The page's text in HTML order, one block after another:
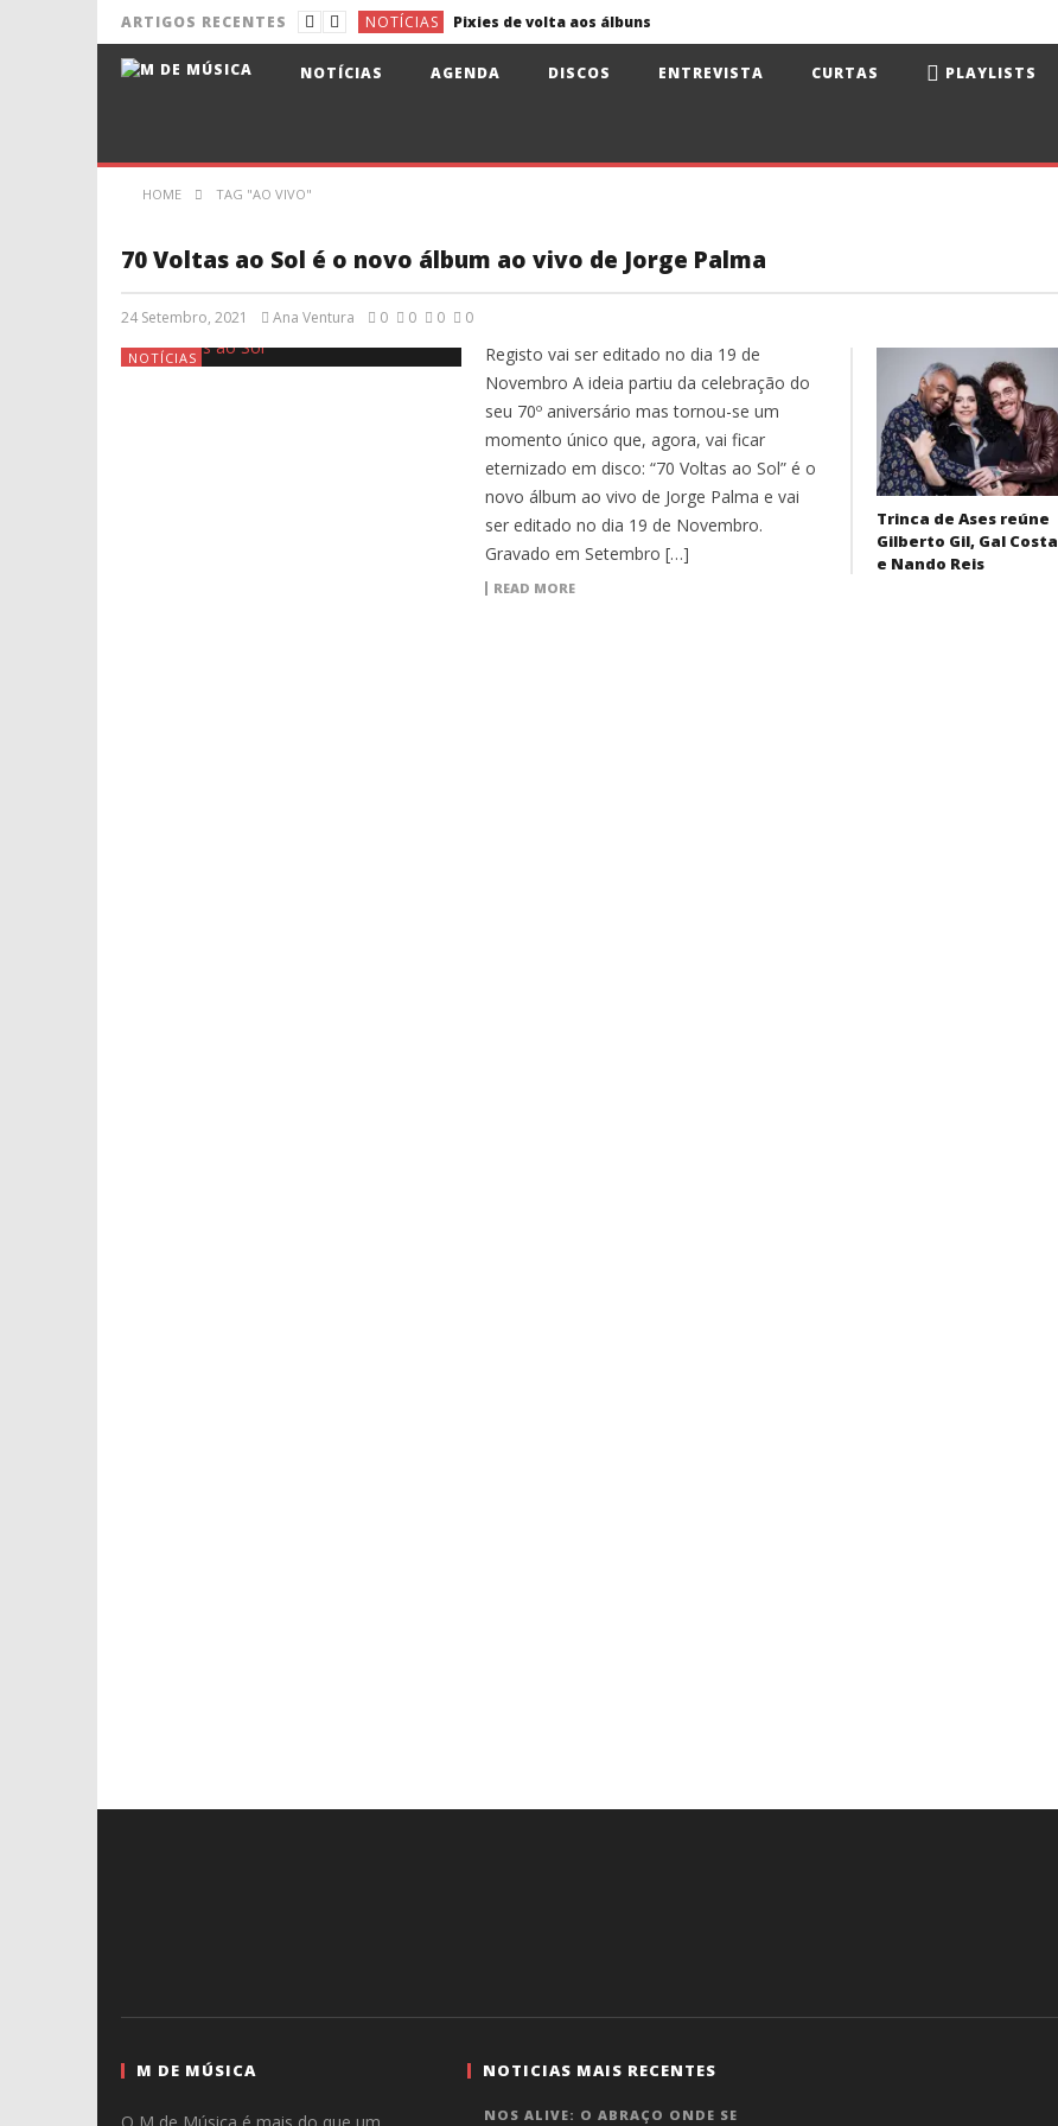
ARTIGOS RECENTES NOTÍCIAS Pixies de volta aos álbuns
NOTÍCIAS Aldina e Jorge Fernando no Santa Casa Alfama
NOTÍCIAS AGENDA DISCOS ENTREVISTA CURTAS PLAYLISTS
HOME TAG "AO VIVO"
70 Voltas ao Sol é o novo álbum ao vivo de Jorge Palma
24 Setembro, 2021 Ana Ventura 0 0 0 0
NOTÍCIAS
Registo vai ser editado no dia 19 de
Novembro A ideia partiu da celebração do
seu 70º aniversário mas tornou-se um
momento único que, agora, vai ficar
eternizado em disco: “70 Voltas ao Sol” é o
novo álbum ao vivo de Jorge Palma e vai
ser editado no dia 19 de Novembro.
Gravado em Setembro […]
READ MORE
Trinca de Ases reúne
Gilberto Gil, Gal Costa
e Nando Reis
M DE MÚSICA NOTICIAS MAIS RECENTES
NOS ALIVE: O ABRAÇO ONDE SE